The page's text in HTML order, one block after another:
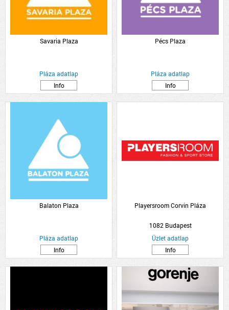
Savaria Plaza
Pláza adatlap
Info
Pécs Plaza
Pláza adatlap
Info
Balaton Plaza
Pláza adatlap
Info
Playersroom Corvin Pláza
1082 Budapest
Üzlet adatlap
Info